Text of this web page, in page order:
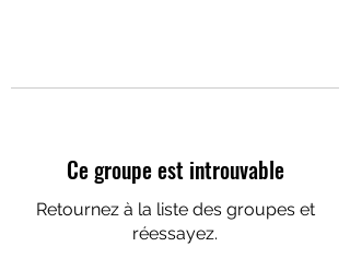
Ce groupe est introuvable
Retournez à la liste des groupes et
réessayez.